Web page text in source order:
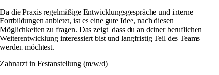
Da die Praxis regelmäßige Entwicklungsgespräche und interne
Fortbildungen anbietet, ist es eine gute Idee, nach diesen
Möglichkeiten zu fragen. Das zeigt, dass du an deiner beruflichen
Weiterentwicklung interessiert bist und langfristig Teil des Teams
werden möchtest.
Zahnarzt in Festanstellung (m/w/d)